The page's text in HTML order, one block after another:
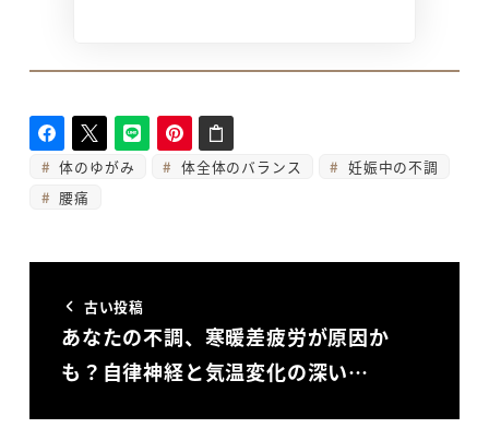
体のゆがみ 体全体のバランス
妊娠中の不調
腰痛
古い投稿
あなたの不調、寒暖差疲労が原因か
も？自律神経と気温変化の深い…